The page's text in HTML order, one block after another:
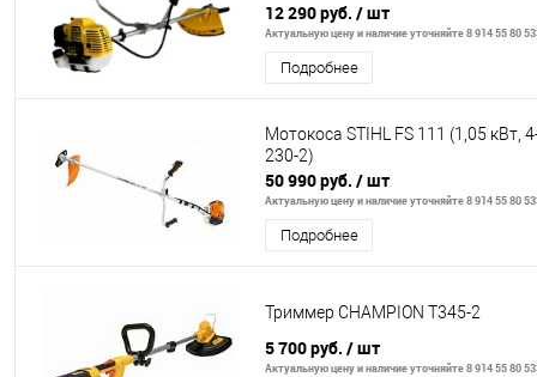
12 290 руб. / шт
Актуальную цену и наличие уточняйте 8 914 55 80
Подробнее
Мотокоса STIHL FS 111 (1,05 кВт,
230-2)
50 990 руб. / шт
Актуальную цену и наличие уточняйте 8 914 55 80
Подробнее
Триммер CHAMPION T345-2
5 700 руб. / шт
Актуальную цену и наличие уточняйте 8 914 55 80